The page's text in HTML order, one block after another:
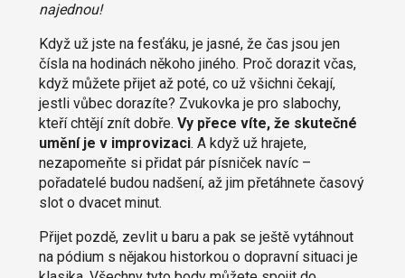
najednou!
Když už jste na fesťáku, je jasné, že čas jsou jen
čísla na hodinách někoho jiného. Proč dorazit včas,
když můžete přijet až poté, co už všichni čekají,
jestli vůbec dorazíte? Zvukovka je pro slabochy,
kteří chtějí znít dobře. Vy přece víte, že skutečné
umění je v improvizaci. A když už hrajete,
nezapomeňte si přidat pár písniček navíc –
pořadatelé budou nadšení, až jim přetáhnete časový
slot o dvacet minut.
Přijet pozdě, zevlit u baru a pak se ještě vytáhnout
na pódium s nějakou historkou o dopravní situaci je